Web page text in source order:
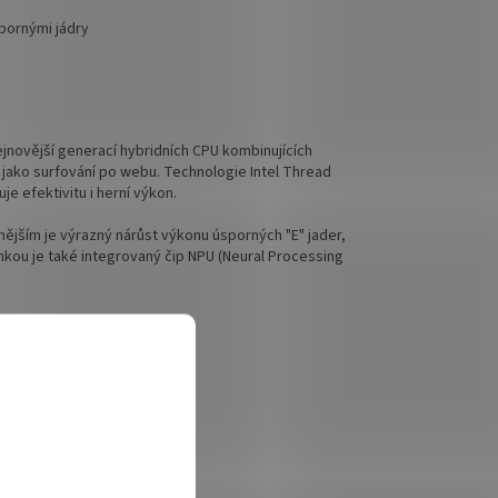
jádry
generací hybridních CPU kombinujících
surfování po webu. Technologie Intel Thread
efektivitu i herní výkon.
je výrazný nárůst výkonu úsporných "E" jader,
je také integrovaný čip NPU (Neural Processing
monitory
zvýšení FPS